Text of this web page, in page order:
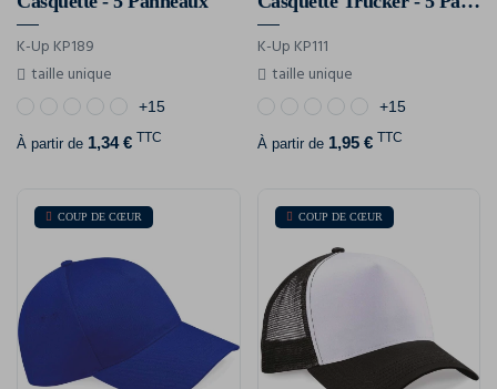
K-Up KP189
taille unique
+15
À partir de 1,34 € TTC
K-Up KP111
taille unique
+15
À partir de 1,95 € TTC
COUP DE CŒUR COUP DE CŒUR